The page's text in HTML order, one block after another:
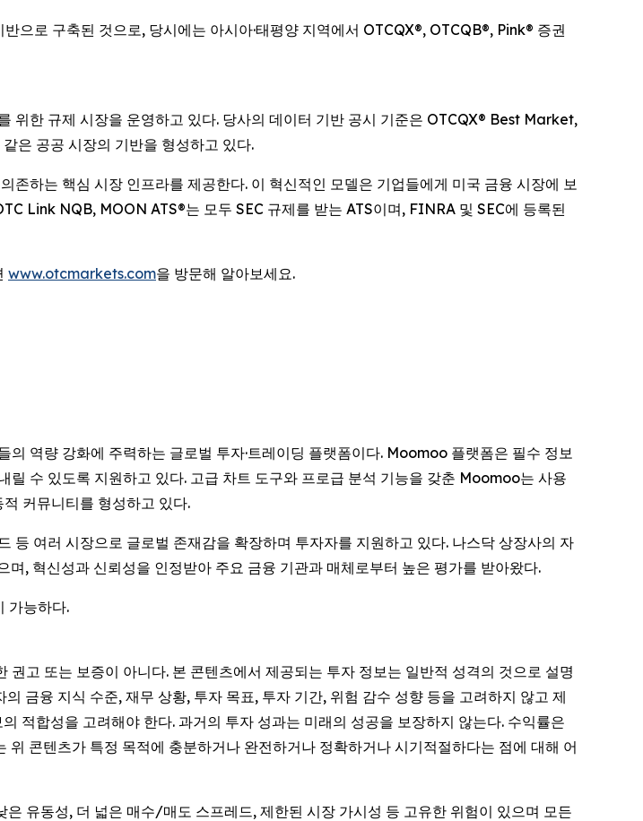
로 구축된 것으로, 당시에는 아시아·태평양 지역에서 OTCQX®, OTCQB®, Pink® 증권
위한 규제 시장을 운영하고 있다. 당사의 데이터 기반 공시 기준은 OTCQX® Best Market,
공공 시장의 기반을 형성하고 있다.
하는 핵심 시장 인프라를 제공한다. 이 혁신적인 모델은 기업들에게 미국 금융 시장에 보
Link NQB, MOON ATS®는 모두 SEC 규제를 받는 ATS이며, FINRA 및 SEC에 등록된
www.otcmarkets.com을 방문해 알아보세요.
역량 강화에 주력하는 글로벌 투자·트레이딩 플랫폼이다. Moomoo 플랫폼은 필수 정보
수 있도록 지원하고 있다. 고급 차트 도구와 프로급 분석 기능을 갖춘 Moomoo는 사용
커뮤니티를 형성하고 있다.
여러 시장으로 글로벌 존재감을 확장하며 투자자를 지원하고 있다. 나스닥 상장사의 자
, 혁신성과 신뢰성을 인정받아 주요 금융 기관과 매체로부터 높은 평가를 받아왔다.
가능하다.
고 또는 보증이 아니다. 본 콘텐츠에서 제공되는 투자 정보는 일반적 성격의 것으로 설명
금융 지식 수준, 재무 상황, 투자 목표, 투자 기간, 위험 감수 성향 등을 고려하지 않고 제
적합성을 고려해야 한다. 과거의 투자 성과는 미래의 성공을 보장하지 않는다. 수익률은
콘텐츠가 특정 목적에 충분하거나 완전하거나 정확하거나 시기적절하다는 점에 대해 어
유동성, 더 넓은 매수/매도 스프레드, 제한된 시장 가시성 등 고유한 위험이 있으며 모든